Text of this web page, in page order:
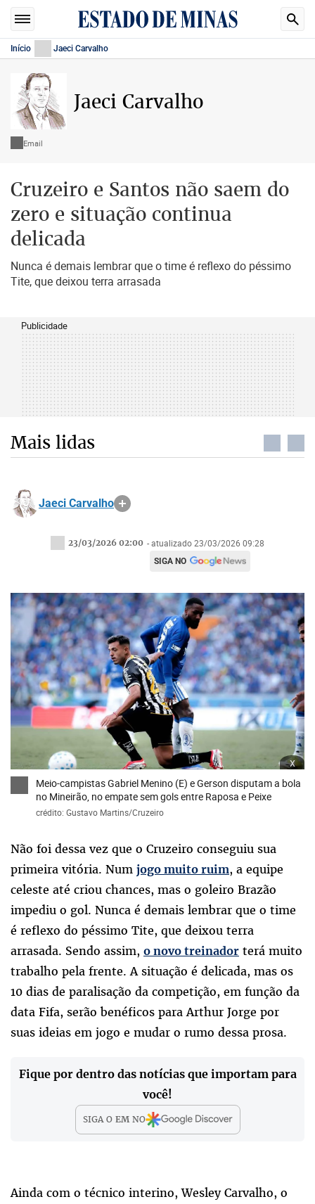
Início Jaeci Carvalho
Jaeci Carvalho
Email
Cruzeiro e Santos não saem do
zero e situação continua
delicada
Nunca é demais lembrar que o time é reflexo do péssimo
Tite, que deixou terra arrasada
Publicidade
Mais lidas
Jaeci Carvalho
23/03/2026 02:00 - atualizado 23/03/2026 09:28
SIGA NO
x
Meio-campistas Gabriel Menino (E) e Gerson disputam a bola
no Mineirão, no empate sem gols entre Raposa e Peixe
crédito: Gustavo Martins/Cruzeiro
Não foi dessa vez que o Cruzeiro conseguiu sua
primeira vitória. Num jogo muito ruim, a equipe
celeste até criou chances, mas o goleiro Brazão
impediu o gol. Nunca é demais lembrar que o time
é reflexo do péssimo Tite, que deixou terra
arrasada. Sendo assim, o novo treinador terá muito
trabalho pela frente. A situação é delicada, mas os
10 dias de paralisação da competição, em função da
data Fifa, serão benéficos para Arthur Jorge por
suas ideias em jogo e mudar o rumo dessa prosa.
Fique por dentro das notícias que importam para
você!
SIGA O EMNO
Ainda com o técnico interino, Wesley Carvalho, o